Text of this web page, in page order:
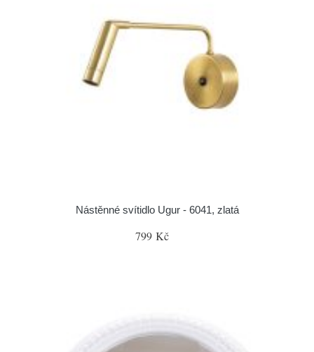
Nástěnné svítidlo Ugur - 6041, zlatá
799 Kč